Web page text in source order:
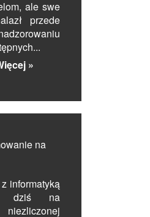
ale swe
przede
»
na
informatyką
dziś na